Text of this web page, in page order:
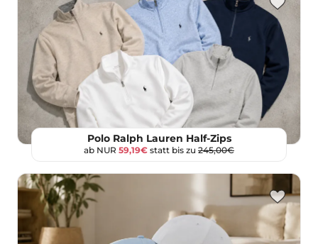
Polo Ralph Lauren Half-Zips
ab NUR 59,19€ statt bis zu 245,00€